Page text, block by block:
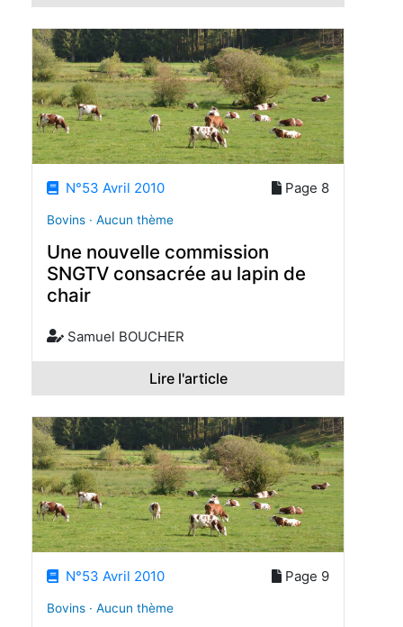
N°53 Avril 2010 Page 8
Bovins · Aucun thème
Une nouvelle commission
SNGTV consacrée au lapin de
chair
Samuel BOUCHER
Lire l'article
N°53 Avril 2010 Page 9
Bovins · Aucun thème